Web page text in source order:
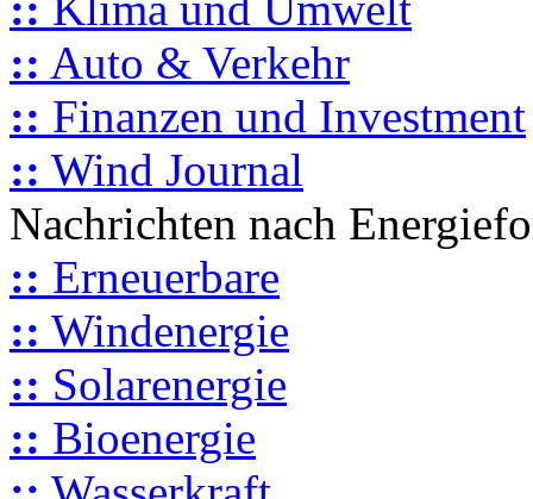
:: Auto & Verkehr
:: Finanzen und Investment
:: Wind Journal
Nachrichten nach
:: Erneuerbare
:: Windenergie
:: Solarenergie
:: Bioenergie